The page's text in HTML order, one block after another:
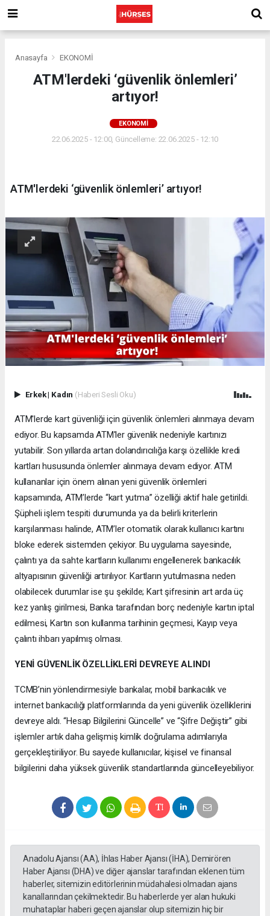
Anasayfa EKONOMİ
ATM'lerdeki ‘güvenlik önlemleri’
artıyor!
EKONOMİ
22.06.2025 - 12:00, Güncelleme: 22.06.2025 - 12:10
ATM'lerdeki ‘güvenlik önlemleri’ artıyor!
Erkek| Kadın (Haberi Sesli Oku)
ATM'lerde kart güvenliği için güvenlik önlemleri alınmaya devam
ediyor. Bu kapsamda ATM'ler güvenlik nedeniyle kartınızı
yutabilir. Son yıllarda artan dolandırıcılığa karşı özellikle kredi
kartları hususunda önlemler alınmaya devam ediyor. ATM
kullananlar için önem alınan yeni güvenlik önlemleri
kapsamında, ATM’lerde “kart yutma” özelliği aktif hale getirildi.
Şüpheli işlem tespiti durumunda ya da belirli kriterlerin
karşılanması halinde, ATM’ler otomatik olarak kullanıcı kartını
bloke ederek sistemden çekiyor. Bu uygulama sayesinde,
çalıntı ya da sahte kartların kullanımı engellenerek bankacılık
altyapısının güvenliği artırılıyor. Kartların yutulmasına neden
olabilecek durumlar ise şu şekilde; Kart şifresinin art arda üç
kez yanlış girilmesi, Banka tarafından borç nedeniyle kartın iptal
edilmesi, Kartın son kullanma tarihinin geçmesi, Kayıp veya
çalıntı ihbarı yapılmış olması.
YENİ GÜVENLİK ÖZELLİKLERİ DEVREYE ALINDI
TCMB’nin yönlendirmesiyle bankalar, mobil bankacılık ve
internet bankacılığı platformlarında da yeni güvenlik özelliklerini
devreye aldı. “Hesap Bilgilerini Güncelle” ve “Şifre Değiştir” gibi
işlemler artık daha gelişmiş kimlik doğrulama adımlarıyla
gerçekleştiriliyor. Bu sayede kullanıcılar, kişisel ve finansal
bilgilerini daha yüksek güvenlik standartlarında güncelleyebiliyor.
Anadolu Ajansı (AA), İhlas Haber Ajansı (İHA), Demirören
Haber Ajansı (DHA) ve diğer ajanslar tarafından eklenen tüm
haberler, sitemizin editörlerinin müdahalesi olmadan ajans
kanallarından çekilmektedir. Bu haberlerde yer alan hukuki
muhataplar haberi geçen ajanslar olup sitemizin hiç bir